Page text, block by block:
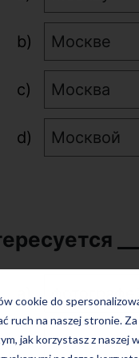
cookie do
ruch na naszej stronie.
jak korzystasz z naszej
Москве
Москва
Москвой